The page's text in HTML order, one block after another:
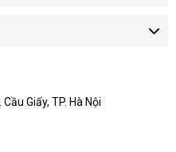
Giấy, TP. Hà Nội